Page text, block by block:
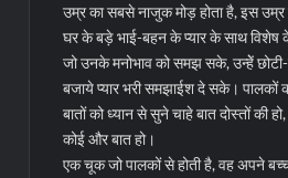
उम्र का सबसे नाजुक मोड़ होता है, इस उम्र
घर के बड़े भाई-बहन के प्यार के साथ विशेष
जो उनके मनोभाव को समझ सके, उन्हेें छोटी-
बजाये प्यार भरी समझाईश दे सके। पालकों
बातों को ध्यान से सुने चाहे बात दोस्तों की
कोई और बात हो।
एक चूक जो पालकों से होती है, वह अपने